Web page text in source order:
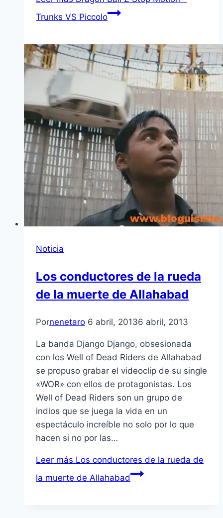
Trunks VS Piccolo
Noticia
Los conductores de la rueda
de la muerte de Allahabad
Pornenetaro 6 abril, 20136 abril, 2013
La banda Django Django, obsesionada
con los Well of Dead Riders de Allahabad
se propuso grabar el videoclip de su single
«WOR» con ellos de protagonistas. Los
Well of Dead Riders son un grupo de
indios que se juega la vida en un
espectáculo increí­ble no solo por lo que
hacen si no por las…
Leer más Los conductores de la rueda de
la muerte de Allahabad